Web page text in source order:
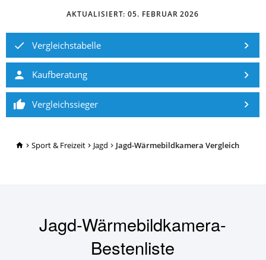
TopRatgeber24.de
Sport & Freizeit Jagd Jagd-Wärmebildkamera Vergleich
AKTUALISIERT:05. FEBRUAR 2026
Vergleichstabelle
Kaufberatung
Vergleichssieger
Jagd-Wärmebildkamera-
Bestenliste